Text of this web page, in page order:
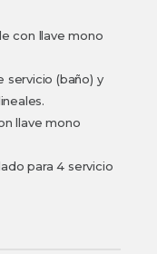
con llave mono
servicio (baño) y
llave mono
para 4 servicio